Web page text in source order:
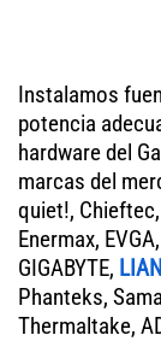
Instalamos
potencia
hardware del
marcas del
quiet!,
Enermax,
GIGABYTE,
Phanteks,
Thermaltake,